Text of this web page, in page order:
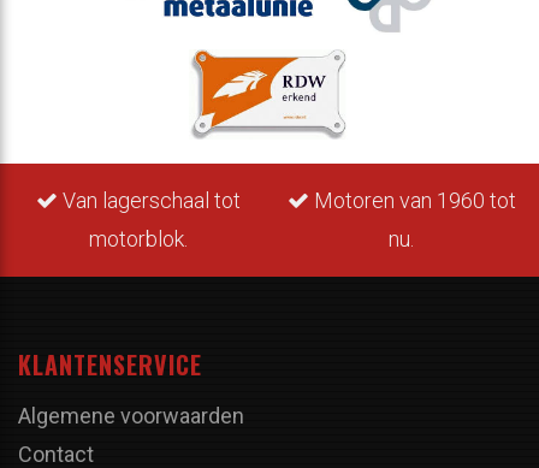
Van lagerschaal tot
motorblok.
Motoren van 1960 tot
nu.
KLANTENSERVICE
Algemene voorwaarden
Contact